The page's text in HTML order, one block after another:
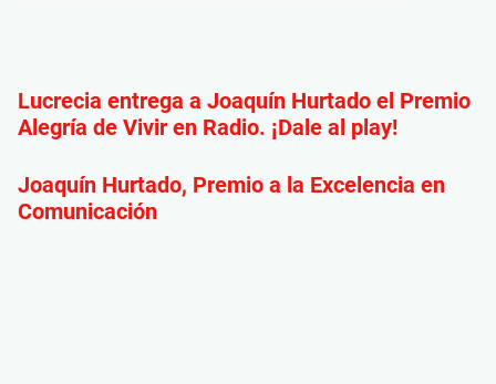
Lucrecia entrega a Joaquín Hurtado el Premio
Alegría de Vivir en Radio. ¡Dale al play!
Joaquín Hurtado, Premio a la Excelencia en
Comunicación